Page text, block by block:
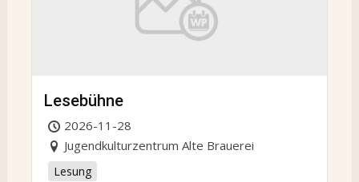
Lesebühne
2026-11-28
Jugendkulturzentrum Alte Brauerei
Lesung